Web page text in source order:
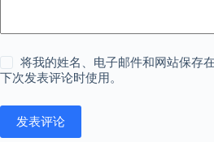
将我的姓名、电子邮件和网站保存
下次发表评论时使用。
发表评论